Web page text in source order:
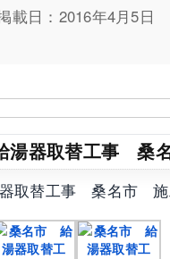
載日：2016年4月5日
湯器取替工事 桑
器取替工事 桑名市 施